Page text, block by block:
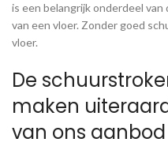
is een belangrijk onderdeel
van een vloer. Zonder goed
vloer.
De
maken
van ons aanbod